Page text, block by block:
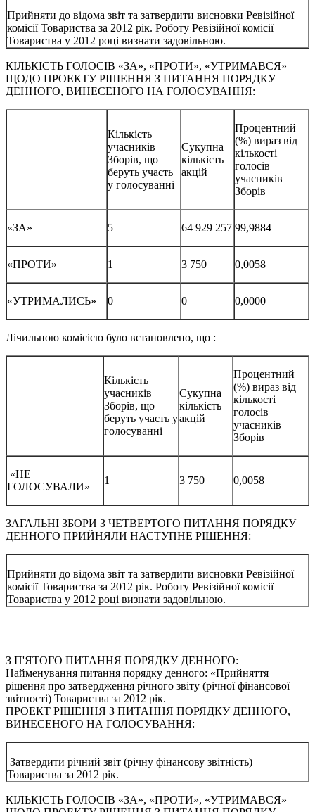
Прийняти до відома звіт та затвердити висновки Ревізійної
комісії Товариства за 2012 рік. Роботу Ревізійної комісії
Товариства у 2012 році визнати задовільною.
КІЛЬКІСТЬ ГОЛОСІВ «ЗА», «ПРОТИ», «УТРИМАВСЯ»
ЩОДО ПРОЕКТУ РІШЕННЯ З ПИТАННЯ ПОРЯДКУ
ДЕННОГО, ВИНЕСЕНОГО НА ГОЛОСУВАННЯ:
Кількість
учасників
Зборів, що
беруть участь
у голосуванні
Сукупна
кількість
акцій
Процентний
(%) вираз від
кількості
голосів
учасників
Зборів
«ЗА» 5 64 929 257 99,9884
«ПРОТИ» 1 3 750 0,0058
«УТРИМАЛИСЬ» 0 0 0,0000
Лічильною комісією було встановлено, що :
Кількість
учасників
Зборів, що
беруть участь у
голосуванні
Сукупна
кількість
акцій
Процентний
(%) вираз від
кількості
голосів
учасників
Зборів
«НЕ
ГОЛОСУВАЛИ»
1 3 750 0,0058
ЗАГАЛЬНІ ЗБОРИ З ЧЕТВЕРТОГО ПИТАННЯ ПОРЯДКУ
ДЕННОГО ПРИЙНЯЛИ НАСТУПНЕ РІШЕННЯ:
Прийняти до відома звіт та затвердити висновки Ревізійної
комісії Товариства за 2012 рік. Роботу Ревізійної комісії
Товариства у 2012 році визнати задовільною.
З П'ЯТОГО ПИТАННЯ ПОРЯДКУ ДЕННОГО:
Найменування питання порядку денного: «Прийняття
рішення про затвердження річного звіту (річної фінансової
звітності) Товариства за 2012 рік.
ПРОЕКТ РІШЕННЯ З ПИТАННЯ ПОРЯДКУ ДЕННОГО,
ВИНЕСЕНОГО НА ГОЛОСУВАННЯ:
Затвердити річний звіт (річну фінансову звітність)
Товариства за 2012 рік.
КІЛЬКІСТЬ ГОЛОСІВ «ЗА», «ПРОТИ», «УТРИМАВСЯ»